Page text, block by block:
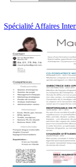
Spécialité Affaires